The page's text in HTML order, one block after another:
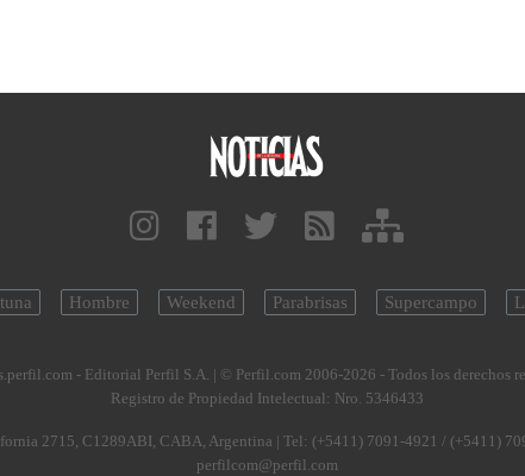
Hombre Weekend Parabrisas Supercampo
- Editorial Perfil S.A. | © Perfil.com 2006-2026 - Todos los derechos
Registro de Propiedad Intelectual: Nro. 5346433
2715, C1289ABI, CABA, Argentina | Tel: (+5411) 7091-4921 / (+5411)
perfilcom@perfil.com